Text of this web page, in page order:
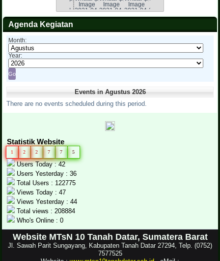
Agenda Kegiatan
Month:
Year:
Events in Agustus 2026
There are no events scheduled during this period.
Statistik Website
1 2 2 7 7 5
Users Today : 42
Users Yesterday : 36
Total Users : 122775
Views Today : 47
Views Yesterday : 44
Total views : 208884
Who's Online : 0
Website MTsN 10 Tanah Datar, Sumatera Barat
Jl. Sawah Parit Sungayang, Kabupaten Tanah Datar 27294, Telp. (0752)
7577525